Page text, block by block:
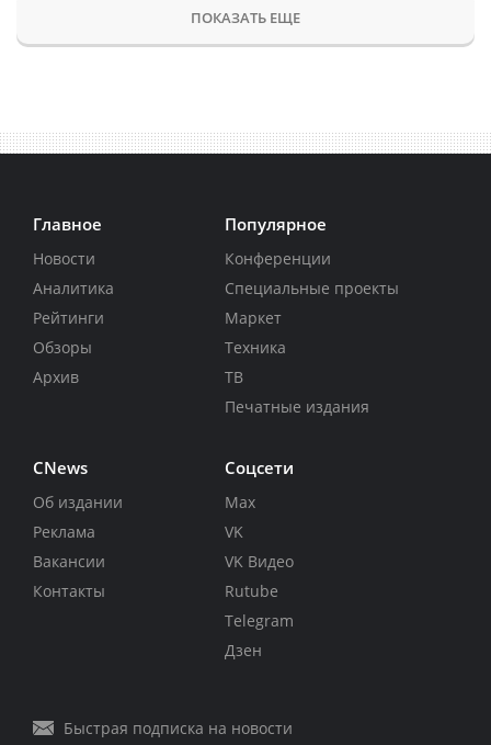
ПОКАЗАТЬ ЕЩЕ
Главное
Новости
Аналитика
Рейтинги
Обзоры
Архив
Популярное
Конференции
Специальные проекты
Маркет
Техника
ТВ
Печатные издания
CNews
Об издании
Реклама
Вакансии
Контакты
Соцсети
Max
VK
VK Видео
Rutube
Telegram
Дзен
Быстрая подписка на новости